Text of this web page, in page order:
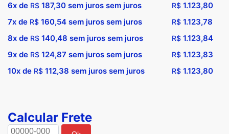
6x de R$ 187,30 sem juros sem juros R$ 1.123,80
7x de R$ 160,54 sem juros sem juros R$ 1.123,78
8x de R$ 140,48 sem juros sem juros R$ 1.123,84
9x de R$ 124,87 sem juros sem juros R$ 1.123,83
10x de R$ 112,38 sem juros sem juros R$ 1.123,80
Calcular Frete